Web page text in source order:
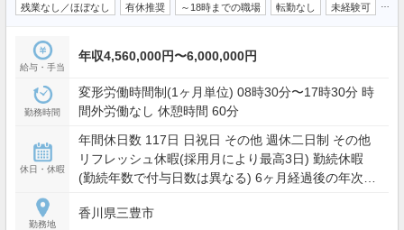
残業なし／ほぼなし
有休推奨 ～18時までの職場 転勤なし 未経験可
給与・手当
年収4,560,000円〜6,000,000円
勤務時間
変形労働時間制(1ヶ月単位) 08時30分〜17時30分 時
間外労働なし 休憩時間 60分
休日・休暇
年間休日数 117日 日祝日 その他 週休二日制 その他
リフレッシュ休暇(採用月により最高3日) 勤続休暇
(勤続年数で付与日数は異なる) 6ヶ月経過後の年次有
勤務地
香川県三豊市